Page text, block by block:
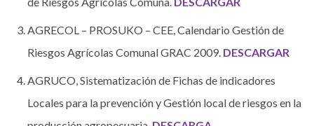
AGRECOL – PROSUKO – CEE, Calendario Gestión de
Riesgos Agrícolas Comunal GRAC 2009. DESCARGAR
AGRUCO, Sistematización de Fichas de indicadores
Locales para la prevención y Gestión local de riesgos en la